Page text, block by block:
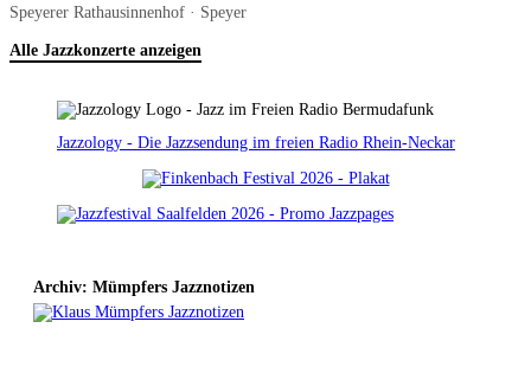
Speyerer Rathausinnenhof · Speyer
Alle Jazzkonzerte anzeigen
Jazzology - Die Jazzsendung im freien Radio Rhein-Neckar
Archiv: Mümpfers Jazznotizen